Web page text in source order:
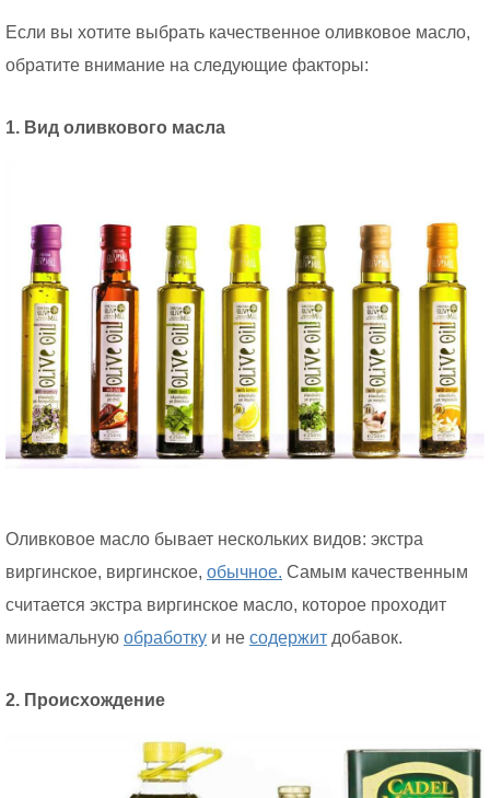
Если вы хотите выбрать качественное оливковое масло,
обратите внимание на следующие факторы:
1. Вид оливкового масла
Оливковое масло бывает нескольких видов: экстра
виргинское, виргинское, обычное. Самым качественным
считается экстра виргинское масло, которое проходит
минимальную обработку и не содержит добавок.
2. Происхождение